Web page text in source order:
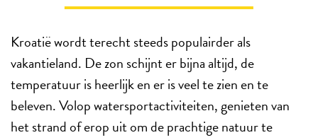
Kroatië wordt terecht steeds populairder als
vakantieland. De zon schijnt er bijna altijd, de
temperatuur is heerlijk en er is veel te zien en te
beleven. Volop watersportactiviteiten, genieten van
het strand of erop uit om de prachtige natuur te